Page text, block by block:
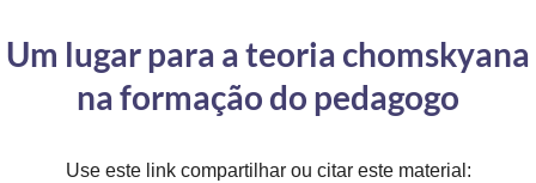
Controladoria-Geral da União
Ministério da Mulher, da Família e dos Direitos Humanos
Secretaria-Geral
Um lugar para a teoria chomskyana
na formação do pedagogo
Use este link compartilhar ou citar este material: